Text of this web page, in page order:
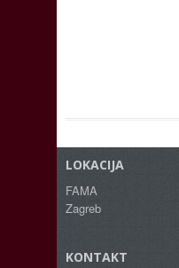
LOKACIJA
FAMA
Zagreb
KONTAKT